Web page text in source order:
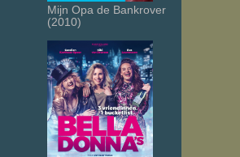
Mijn Opa de Bankrover
(2010)